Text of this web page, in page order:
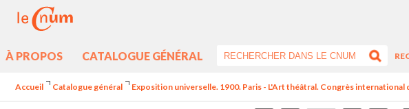
À PROPOS CATALOGUE GÉNÉRAL
Accueil Catalogue général Exposition universelle. 1900. Paris - L'Art théâtral. Congrès international